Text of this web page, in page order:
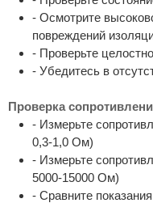
- Осмотрите
повреждений
- Проверьте
- Убедитесь в
Проверка
- Измерьте
0,3-1,0 Ом)
- Измерьте
5000-15000 Ом)
- Сравните